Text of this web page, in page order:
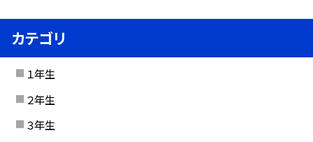
カテゴリ
１年生
２年生
３年生